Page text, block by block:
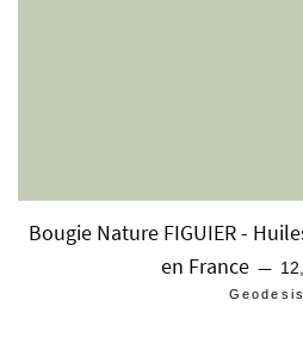
Bougie Nature FIGUIER -
en France —
Geodesis